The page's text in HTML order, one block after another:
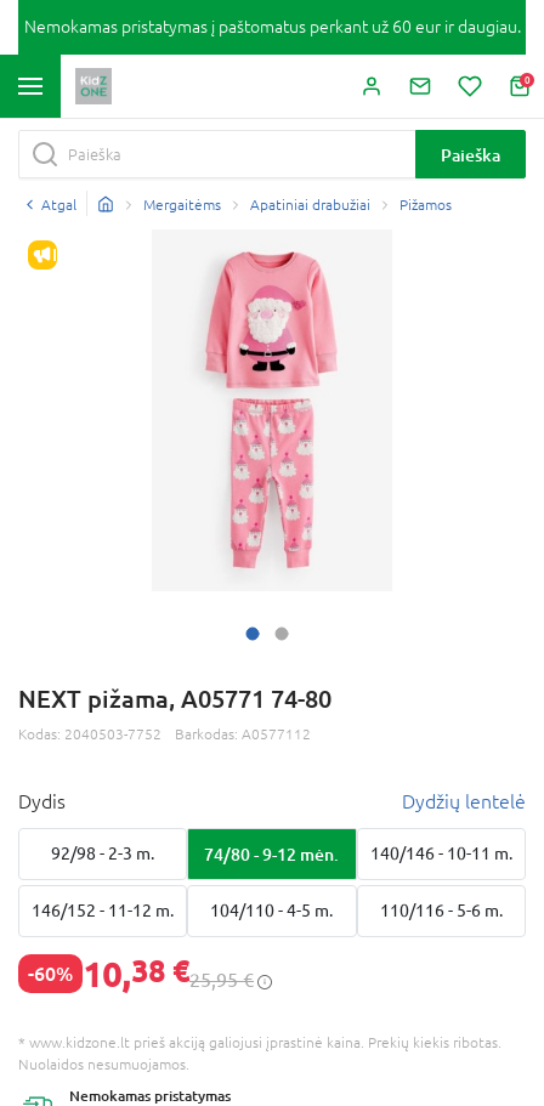
Nemokamas pristatymas į paštomatus perkant už 60 eur ir daugiau.
0
Paieška
Atgal Mergaitėms Apatiniai drabužiai Pižamos
IŠPARDAVIMAS
NEXT pižama, A05771 74-80
Kodas: 2040503-7752 Barkodas: A0577112
Dydis Dydžių lentelė
92/98 - 2-3 m. 74/80 - 9-12 mėn. 140/146 - 10-11 m.
146/152 - 11-12 m. 104/110 - 4-5 m. 110/116 - 5-6 m.
-60% 10,38 €25,95 €
* www.kidzone.lt prieš akciją galiojusi įprastinė kaina. Prekių kiekis ribotas.
Nuolaidos nesumuojamos.
Nemokamas pristatymas